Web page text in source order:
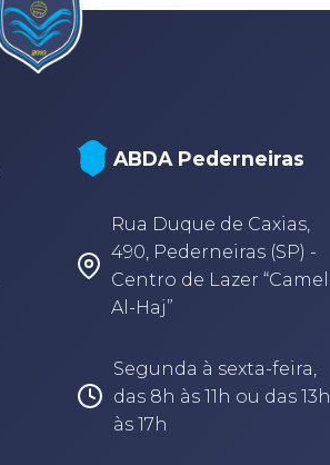
ABDA Pederneiras
Rua Duque de Caxias,
490, Pederneiras (SP) -
Centro de Lazer “Camel
Al-Haj”
Segunda à sexta-feira,
das 8h às 11h ou das 13h
às 17h